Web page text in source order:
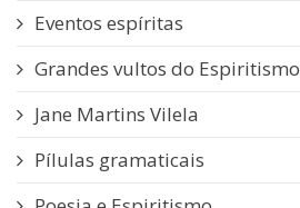
Eventos espíritas
Grandes vultos do Espiritismo
Jane Martins Vilela
Pílulas gramaticais